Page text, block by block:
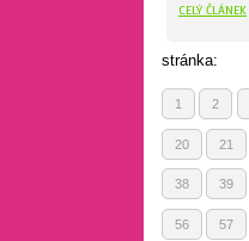
CELÝ ČLÁNEK
stránka:
1 2
20 21
38 39
56 57